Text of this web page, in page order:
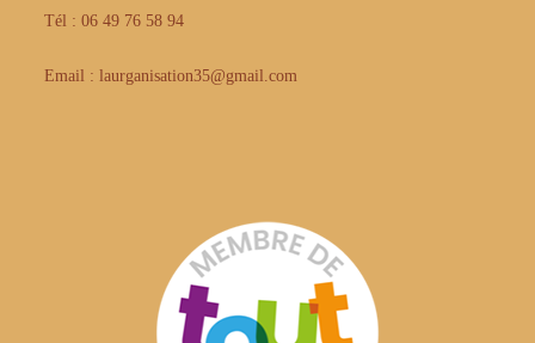
Tél : 06 49 76 58 94
Email : laurganisation35@gmail.com